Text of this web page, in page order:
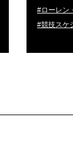
#ローレン
#競技スケ